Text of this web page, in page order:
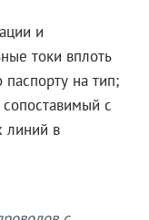
и
токи вплоть
на тип;
с
линий в